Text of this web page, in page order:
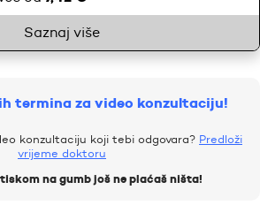
Saznaj više
termina za video konzultaciju!
konzultaciju koji tebi odgovara? Predloži
vrijeme doktoru
na gumb još ne plaćaš ništa!